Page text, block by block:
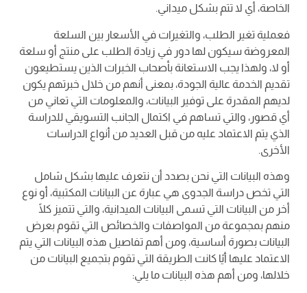
الخاصة، أي لا تتم بشكل ميداني.
فعملية تغير الطلب، والتغيرات في الأسعار بين السلعة
المعروضة سيكون لها دور في زيادة الطلب على منتج أو سلعة
أو لا، ولهذا يجب الاستعانة بأصحاب الخبرات الذين يستطيعون
تقديم الخدمة عالية الجودة، بمعنى أنهم من خلال خبرتهم يكون
لديهم المقدرة على توفير البيانات، والمعلومات التي تعاني من
أي قصور، والتي تساهم في اكتمال الجانب التسويقي للدراسة
الذي يتم الاعتماد عليه من قبل العديد من أنواع الدراسات
الأخرى.
وهذه البيانات التي نحن بصدد أن نتعرف عليها بشكل شامل
التي تخص دراسة الجدوى هي عبارة عن البيانات المكتبية، أو نوع
أخر من البيانات التي تسمى البيانات الميدانية، والتي تتميز كلًا
منهم بمجموعة من المواصفات والخصائص التي تقوم بعرض
البيانات بصورة أساسية، ومن أهم تفاصيل هذه البيانات التي يتم
الاعتماد عليها أيًا كانت الطريقة التي تقوم بتجميع البيانات من
خلالها، ومن أهم هذه البيانات ما يلي: